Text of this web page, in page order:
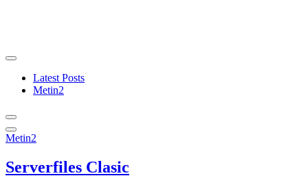
Latest Posts
Metin2
Metin2
Serverfiles Clasic